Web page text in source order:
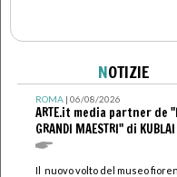
NOTIZIE
ROMA| 06/08/2026
ARTE.it media partner de "I
GRANDI MAESTRI" di
Il nuovo volto del museo